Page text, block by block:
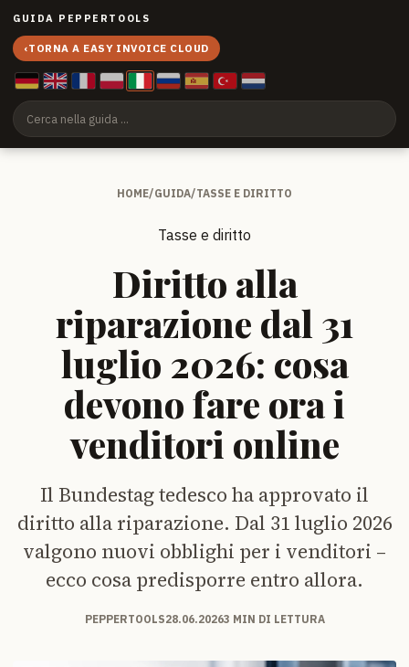
GUIDA PEPPERTOOLS
‹TORNA A EASY INVOICE CLOUD
HOME/GUIDA/TASSE E DIRITTO
Tasse e diritto
Diritto alla
riparazione dal 31
luglio 2026: cosa
devono fare ora i
venditori online
Il Bundestag tedesco ha approvato il
diritto alla riparazione. Dal 31 luglio 2026
valgono nuovi obblighi per i venditori –
ecco cosa predisporre entro allora.
PEPPERTOOLS28.06.20263 MIN DI LETTURA